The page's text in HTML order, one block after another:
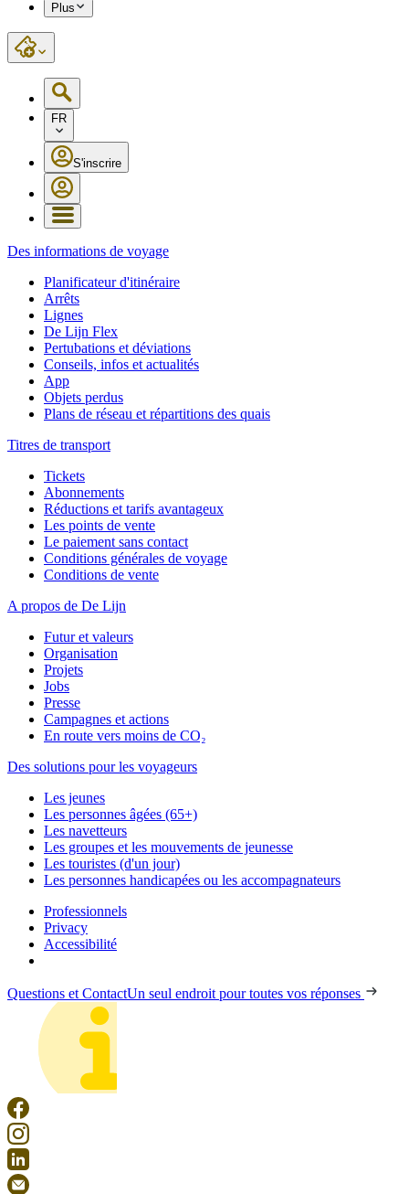
Plus
FR
S'inscrire
Des informations de voyage
Planificateur d'itinéraire
Arrêts
Lignes
De Lijn Flex
Pertubations et déviations
Conseils, infos et actualités
App
Objets perdus
Plans de réseau et répartitions des quais
Titres de transport
Tickets
Abonnements
Réductions et tarifs avantageux
Les points de vente
Le paiement sans contact
Conditions générales de voyage
Conditions de vente
A propos de De Lijn
Futur et valeurs
Organisation
Projets
Jobs
Presse
Campagnes et actions
En route vers moins de CO₂
Des solutions pour les voyageurs
Les jeunes
Les personnes âgées (65+)
Les navetteurs
Les groupes et les mouvements de jeunesse
Les touristes (d'un jour)
Les personnes handicapées ou les accompagnateurs
Professionnels
Privacy
Accessibilité
Questions et ContactUn seul endroit pour toutes vos réponses